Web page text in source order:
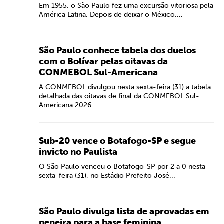
Em 1955, o São Paulo fez uma excursão vitoriosa pela
América Latina. Depois de deixar o México,...
São Paulo conhece tabela dos duelos
com o Bolívar pelas oitavas da
CONMEBOL Sul-Americana
A CONMEBOL divulgou nesta sexta-feira (31) a tabela
detalhada das oitavas de final da CONMEBOL Sul-
Americana 2026....
Sub-20 vence o Botafogo-SP e segue
invicto no Paulista
O São Paulo venceu o Botafogo-SP por 2 a 0 nesta
sexta-feira (31), no Estádio Prefeito José...
São Paulo divulga lista de aprovadas em